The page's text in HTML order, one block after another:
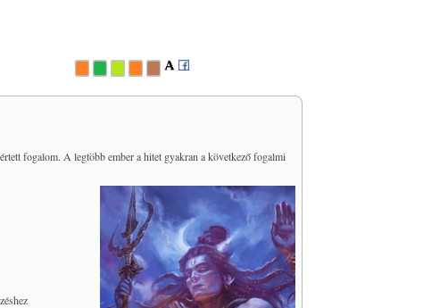
fogalom. A legtöbb ember a hitet gyakran a következő fogalmi